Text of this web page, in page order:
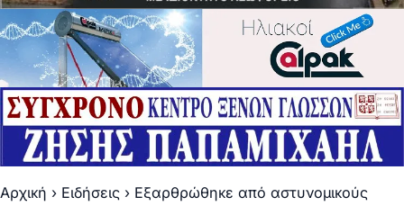
Αρχική › Ειδήσεις › Εξαρθρώθηκε από αστυνομικούς